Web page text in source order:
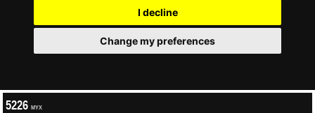
I decline
Change my preferences
5226 MYX